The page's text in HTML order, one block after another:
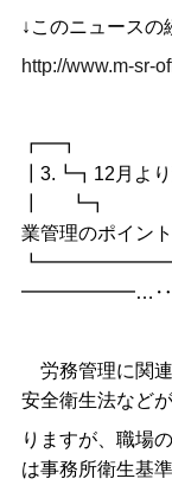
↓このニュースの
http://www.m-sr-
┏━┓
┃3.┗┓12月より
┃ ┗┓ パソ
業管理のポイント
━━━━━━…‥
労務管理に関
安全衛生法など
りますが、職場
は事務所衛生基